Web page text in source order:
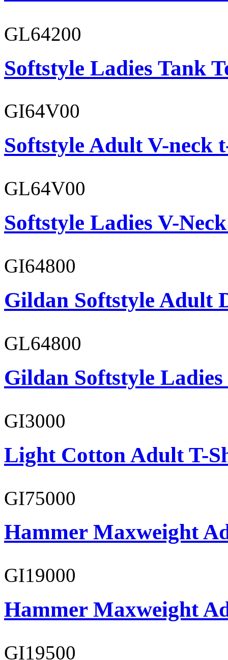
GL64200
Softstyle Ladies Tank
GI64V00
Softstyle Adult V-neck
GL64V00
Softstyle Ladies V-
GI64800
Gildan Softstyle Adult
GL64800
Gildan Softstyle
GI3000
Light Cotton Adult T-
GI75000
Hammer Maxweight
GI19000
Hammer Maxweight
GI19500